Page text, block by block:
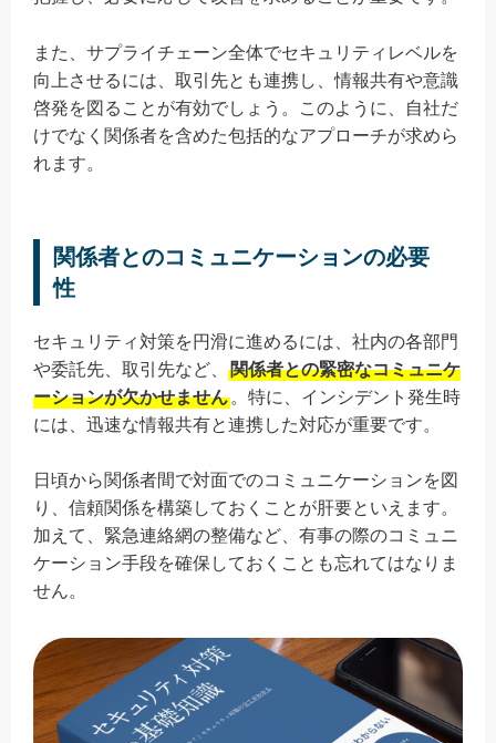
また、サプライチェーン全体でセキュリティレベルを
向上させるには、取引先とも連携し、情報共有や意識
啓発を図ることが有効でしょう。このように、自社だ
けでなく関係者を含めた包括的なアプローチが求めら
れます。
関係者とのコミュニケーションの必要
性
セキュリティ対策を円滑に進めるには、社内の各部門
や委託先、取引先など、
関係者との緊密なコミュニケ
ーションが欠かせません 。特に、インシデント発生時
には、迅速な情報共有と連携した対応が重要です。
日頃から関係者間で対面でのコミュニケーションを図
り、信頼関係を構築しておくことが肝要といえます。
加えて、緊急連絡網の整備など、有事の際のコミュニ
ケーション手段を確保しておくことも忘れてはなりま
せん。